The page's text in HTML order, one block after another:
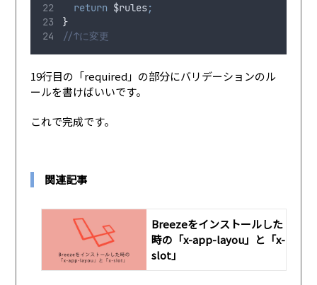
return $rules;
}
//↑に変更
19行目の「required」の部分にバリデーションのル
ールを書けばいいです。
これで完成です。
関連記事
Breezeをインストールした
時の「x-app-layou」と「x-
slot」